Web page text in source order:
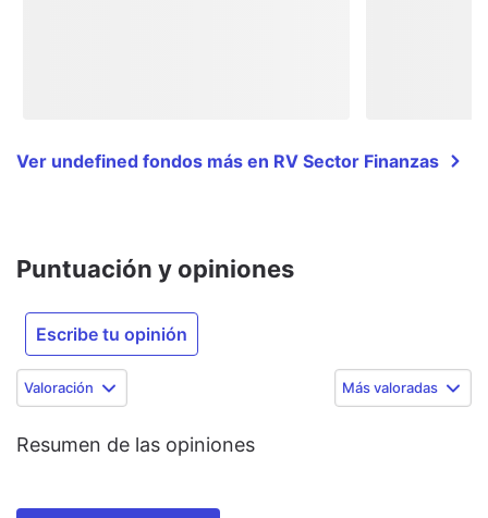
Ver undefined fondos más en RV Sector Finanzas
Puntuación y opiniones
Escribe tu opinión
Valoración Más valoradas
Resumen de las opiniones